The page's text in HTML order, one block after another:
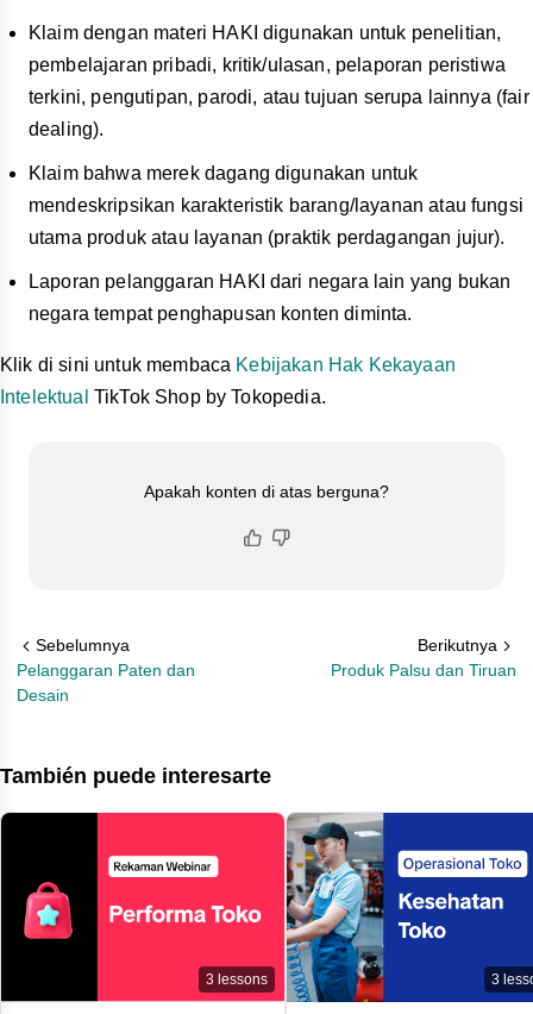
Klaim dengan materi HAKI digunakan untuk penelitian,
pembelajaran pribadi, kritik/ulasan, pelaporan peristiwa
terkini, pengutipan, parodi, atau tujuan serupa lainnya (fair
dealing).
Klaim bahwa merek dagang digunakan untuk
mendeskripsikan karakteristik barang/layanan atau fungsi
utama produk atau layanan (praktik perdagangan jujur).
Laporan pelanggaran HAKI dari negara lain yang bukan
negara tempat penghapusan konten diminta.
Klik di sini untuk membaca Kebijakan Hak Kekayaan
Intelektual TikTok Shop by Tokopedia.
Apakah konten di atas berguna?
Sebelumnya
Pelanggaran Paten dan
Desain
Berikutnya
Produk Palsu dan Tiruan
También puede interesarte
3 lessons 3